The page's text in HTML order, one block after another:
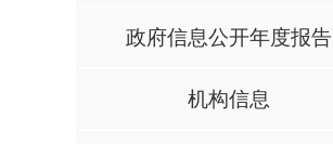
政府信息公开年度报告
机构信息